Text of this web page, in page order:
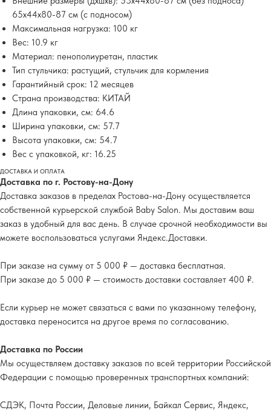
65х44x80-87 см (с подносом)
Максимальная нагрузка: 100 кг
Вес: 10.9 кг
Материал: пенополиуретан, пластик
Тип стульчика: растущий, стульчик для кормления
Гарантийный срок: 12 месяцев
Страна производства: КИТАЙ
Длина упаковки, см: 64.6
Ширина упаковки, см: 57.7
Высота упаковки, см: 54.7
Вес с упаковкой, кг: 16.25
ДОСТАВКА И ОПЛАТА
Доставка по г. Ростову-на-Дону
Доставка заказов в пределах Ростова-на-Дону осуществляется
собственной курьерской службой Baby Salon. Мы доставим ваш
заказ в удобный для вас день. В случае срочной необходимости вы
можете воспользоваться услугами Яндекс.Доставки.
При заказе на сумму от 5 000 ₽ — доставка бесплатная.
При заказе до 5 000 ₽ — стоимость доставки составляет 400 ₽.
Если курьер не может связаться с вами по указанному телефону,
доставка переносится на другое время по согласованию.
Доставка по России
Мы осуществляем доставку заказов по всей территории Российской
Федерации с помощью проверенных транспортных компаний:
СДЭК, Почта России, Деловые линии, Байкал Сервис, Яндекс,